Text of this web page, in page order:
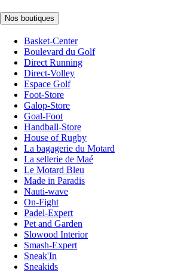
Nos boutiques
Basket-Center
Boulevard du Golf
Direct Running
Direct-Volley
Espace Golf
Foot-Store
Galop-Store
Goal-Foot
Handball-Store
House of Rugby
La bagagerie du Motard
La sellerie de Maé
Le Motard Bleu
Made in Paradis
Nauti-wave
On-Fight
Padel-Expert
Pet and Garden
Slowood Interior
Smash-Expert
Sneak'In
Sneakids